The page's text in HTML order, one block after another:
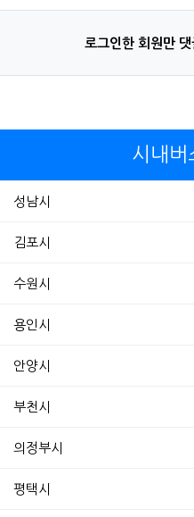
로그인한 회원만
시내버
성남시
김포시
수원시
용인시
안양시
부천시
의정부시
평택시